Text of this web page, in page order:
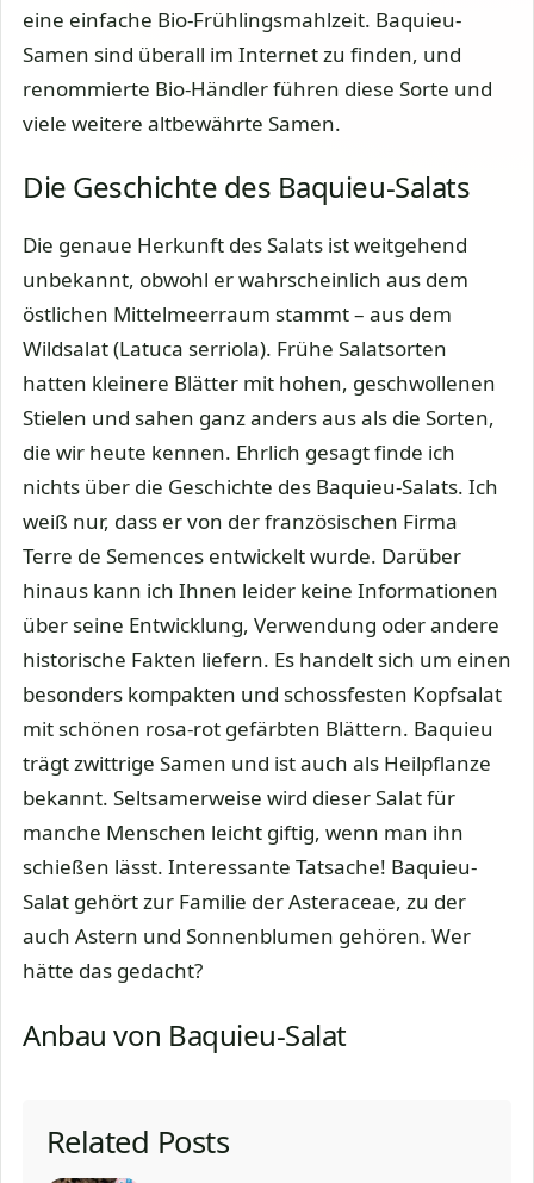
eine einfache Bio-Frühlingsmahlzeit. Baquieu-
Samen sind überall im Internet zu finden, und
renommierte Bio-Händler führen diese Sorte und
viele weitere altbewährte Samen.
Die Geschichte des Baquieu-Salats
Die genaue Herkunft des Salats ist weitgehend
unbekannt, obwohl er wahrscheinlich aus dem
östlichen Mittelmeerraum stammt – aus dem
Wildsalat (Latuca serriola). Frühe Salatsorten
hatten kleinere Blätter mit hohen, geschwollenen
Stielen und sahen ganz anders aus als die Sorten,
die wir heute kennen. Ehrlich gesagt finde ich
nichts über die Geschichte des Baquieu-Salats. Ich
weiß nur, dass er von der französischen Firma
Terre de Semences entwickelt wurde. Darüber
hinaus kann ich Ihnen leider keine Informationen
über seine Entwicklung, Verwendung oder andere
historische Fakten liefern. Es handelt sich um einen
besonders kompakten und schossfesten Kopfsalat
mit schönen rosa-rot gefärbten Blättern. Baquieu
trägt zwittrige Samen und ist auch als Heilpflanze
bekannt. Seltsamerweise wird dieser Salat für
manche Menschen leicht giftig, wenn man ihn
schießen lässt. Interessante Tatsache! Baquieu-
Salat gehört zur Familie der Asteraceae, zu der
auch Astern und Sonnenblumen gehören. Wer
hätte das gedacht?
Anbau von Baquieu-Salat
Related Posts